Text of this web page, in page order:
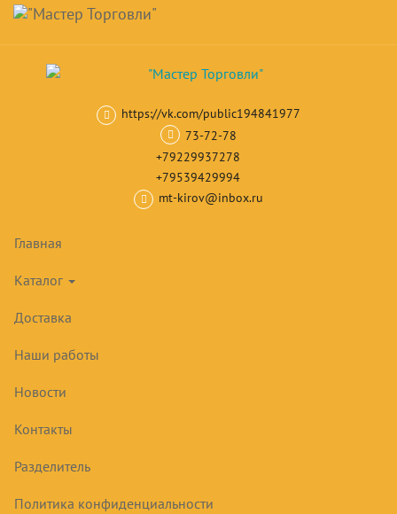
Skip
main
content
Навигация
https://vk.com/public194841977
73-72-78
+79229937278
+79539429994
mt-kirov@inbox.ru
Главная
Каталог
Доставка
Наши работы
Новости
Контакты
Разделитель
Политика конфиденциальности
Корзина товар(ов)
Витрины холодильные Холодильные витрины